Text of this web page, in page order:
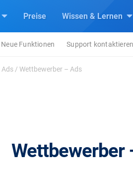
Preise Wissen & Lernen
Neue Funktionen Support kontaktieren
Ads / Wettbewerber – Ads
Wettbewerber